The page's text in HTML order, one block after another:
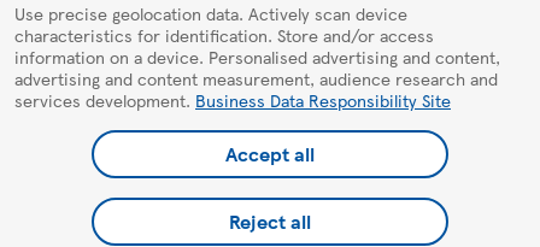
Use precise geolocation data. Actively scan device
characteristics for identification. Store and/or access
information on a device. Personalised advertising and content,
advertising and content measurement, audience research and
services development. Business Data Responsibility Site
Accept all
Reject all